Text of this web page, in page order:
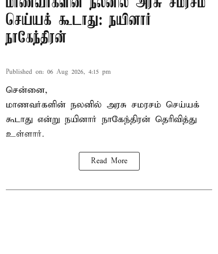
செய்யக் கூடாது: நயினார்
நாகேந்திரன்
Published on: 06 Aug 2026, 4:15 pm
சென்னை,
மாணவர்களின் நலனில் அரசு சமரசம் செய்யக்
கூடாது என்று நயினார் நாகேந்திரன் தெரிவித்து
உள்ளார்.
Read More